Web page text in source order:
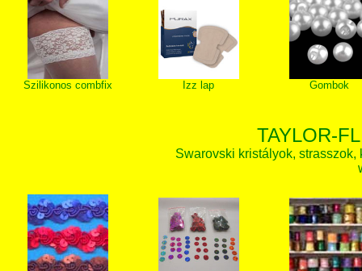
Szilikonos combfix Izz lap Gombok
TAYLOR-
Swarovski kristályok,